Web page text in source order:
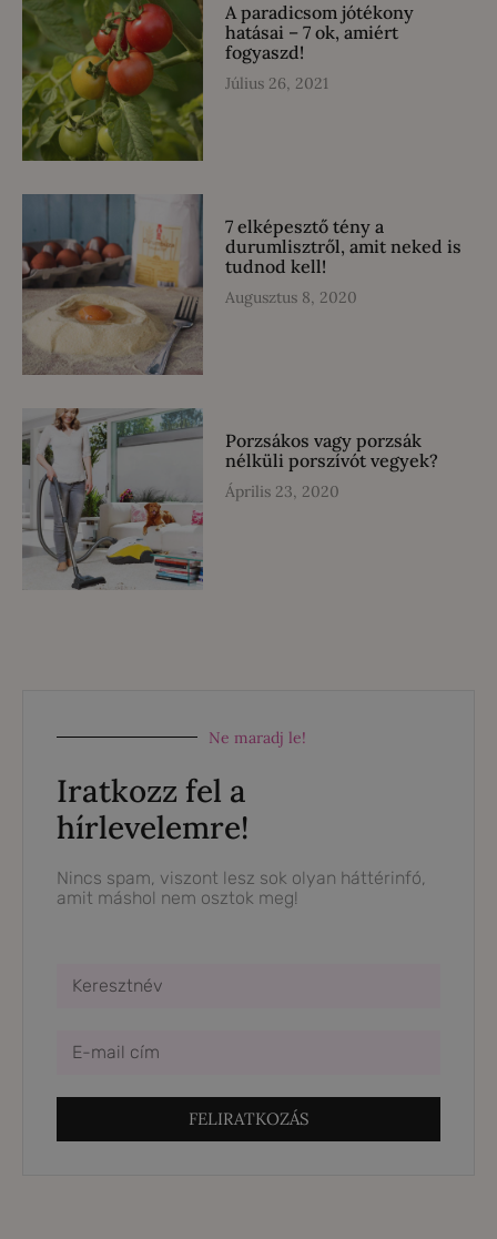
A paradicsom jótékony
hatásai – 7 ok, amiért
fogyaszd!
Július 26, 2021
7 elképesztő tény a
durumlisztről, amit neked is
tudnod kell!
Augusztus 8, 2020
Porzsákos vagy porzsák
nélküli porszívót vegyek?
Április 23, 2020
Ne maradj le!
Iratkozz fel a
hírlevelemre!
Nincs spam, viszont lesz sok olyan háttérinfó,
amit máshol nem osztok meg!
FELIRATKOZÁS